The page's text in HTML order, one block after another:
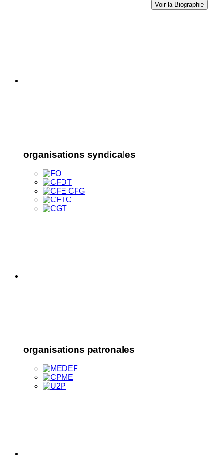
Voir la Biographie
organisations syndicales
organisations patronales